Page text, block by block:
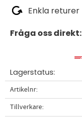
Enkla returer
Fråga oss direkt:
Lagerstatus
Artikelnr
Tillverkare